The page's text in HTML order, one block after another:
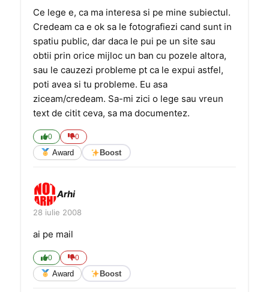
Ce lege e, ca ma interesa si pe mine subiectul.
Credeam ca e ok sa le fotografiezi cand sunt in
spatiu public, dar daca le pui pe un site sau
obtii prin orice mijloc un ban cu pozele altora,
sau le cauzezi probleme pt ca le expui astfel,
poti avea si tu probleme. Eu asa
ziceam/credeam. Sa-mi zici o lege sau vreun
text de citit ceva, sa ma documentez.
0 0
Award Boost
Arhi
28 iulie 2008
ai pe mail
0 0
Award Boost